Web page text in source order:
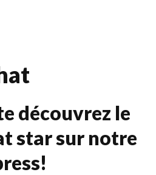
découvrez le
star sur notre